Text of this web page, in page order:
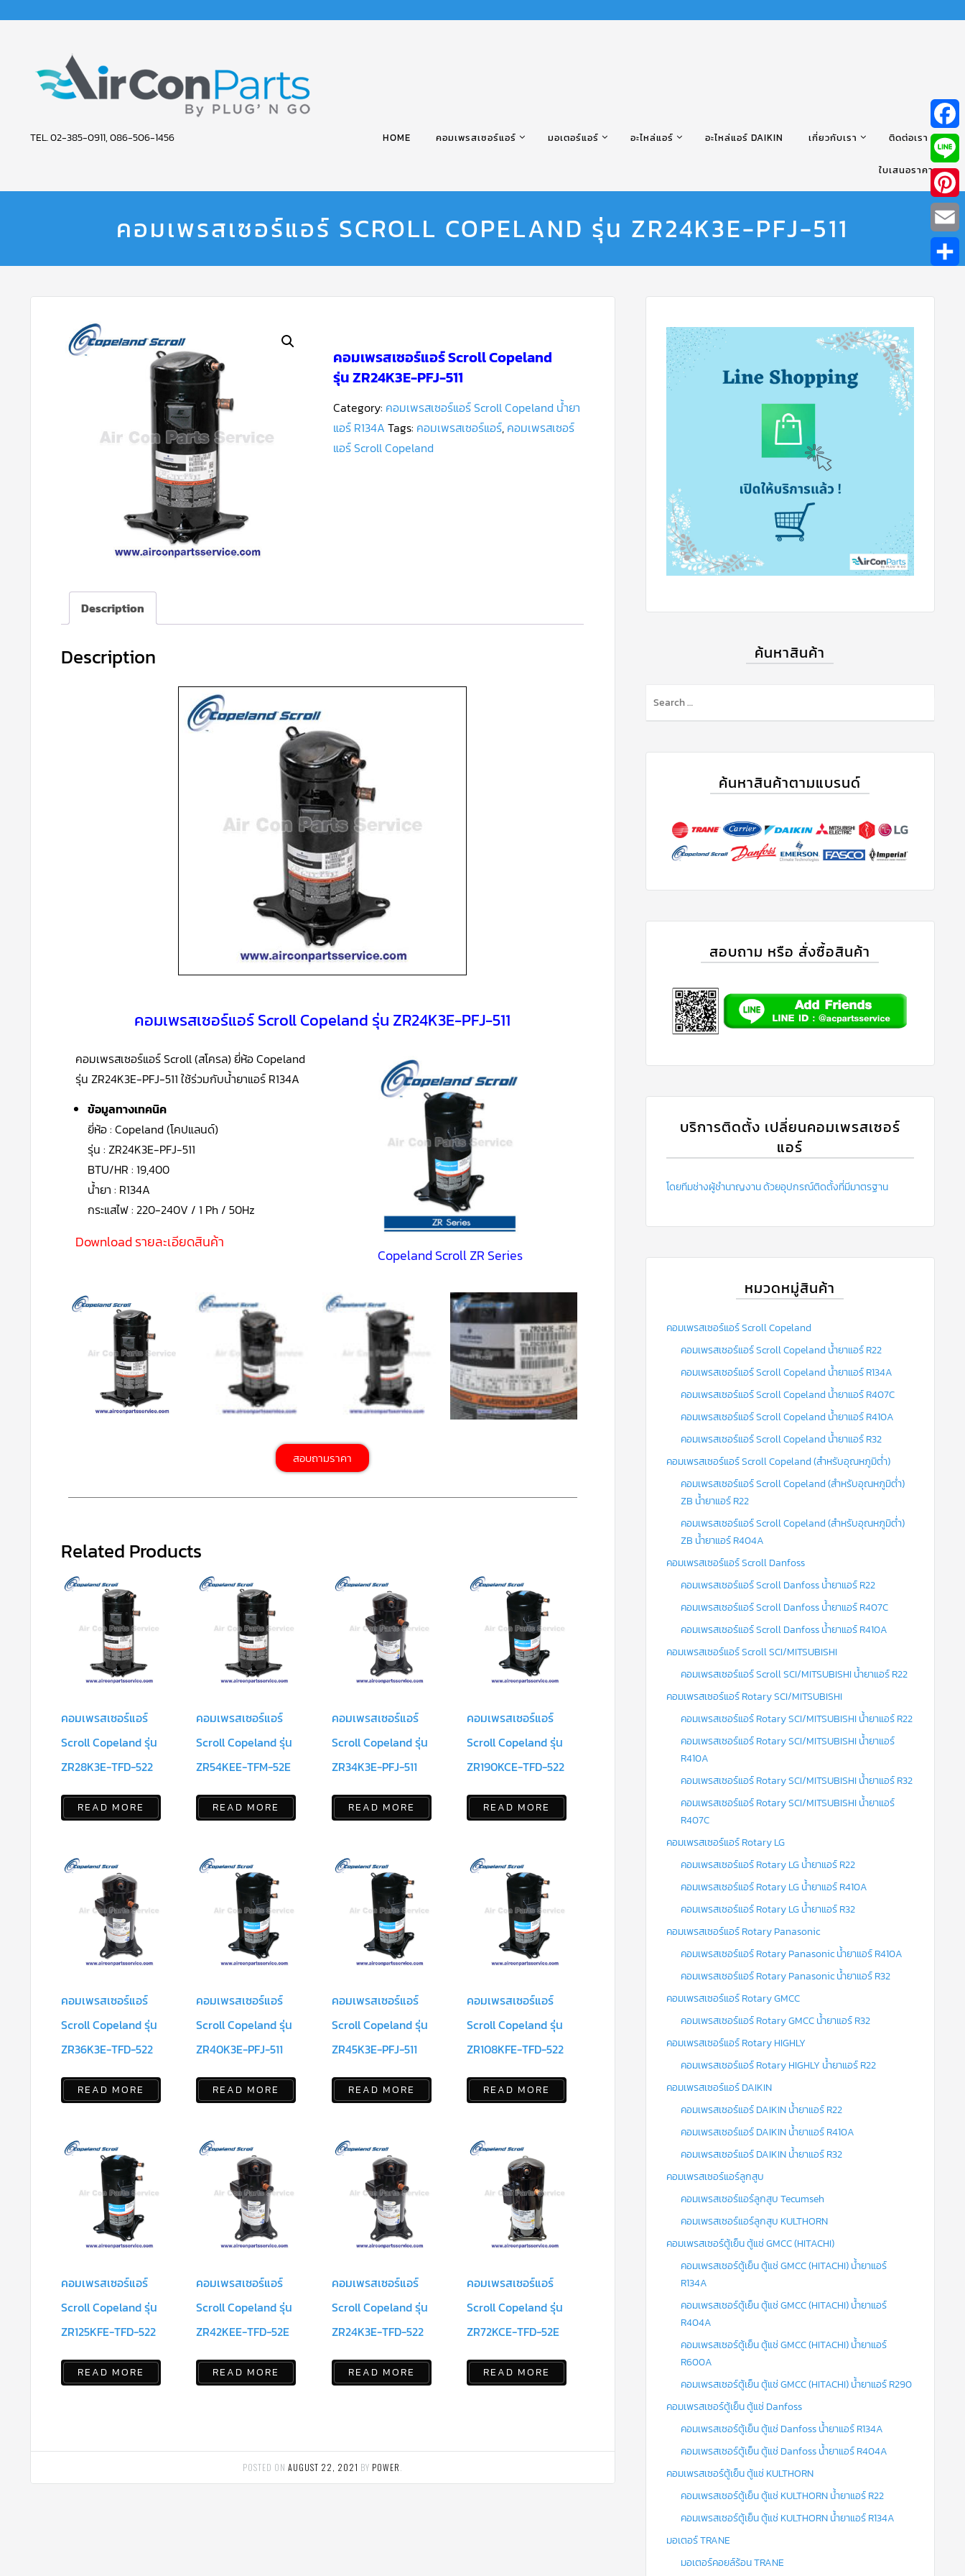
AIR
PARTS
SERVICE
TEL. 02-385-0911, 086-506-1456 HOME คอมเพรสเซอร์แอร์ มอเตอร์แอร์ อะไหล่แอร์ อะไหล่แอร์ DAIKIN เกี่ยวกับเรา ติดต่อเรา
ใบเสนอราคา
คอมเพรสเซอร์แอร์ SCROLL COPELAND รุ่น ZR24K3E-PFJ-511
คอมเพรสเซอร์แอร์ Scroll Copeland
รุ่น ZR24K3E-PFJ-511
Category: คอมเพรสเซอร์แอร์ Scroll Copeland น้ำยา
แอร์ R134A Tags: คอมเพรสเซอร์แอร์, คอมเพรสเซอร์
แอร์ Scroll Copeland
Description
Description
คอมเพรสเซอร์แอร์ Scroll Copeland รุ่น ZR24K3E-PFJ-511
คอมเพรสเซอร์แอร์ Scroll (สโครล) ยี่ห้อ Copeland
รุ่น ZR24K3E-PFJ-511 ใช้ร่วมกับน้ำยาแอร์ R134A
ข้อมูลทางเทคนิค
ยี่ห้อ : Copeland (โคปแลนด์)
รุ่น : ZR24K3E-PFJ-511
BTU/HR : 19,400
น้ำยา : R134A
กระแสไฟ : 220-240V / 1 Ph / 50Hz
Download รายละเอียดสินค้า
Copeland Scroll ZR Series
สอบถามราคา
Related Products
คอมเพรสเซอร์แอร์
Scroll Copeland รุ่น
ZR28K3E-TFD-522
READ MORE
คอมเพรสเซอร์แอร์
Scroll Copeland รุ่น
ZR54KEE-TFM-52E
READ MORE
คอมเพรสเซอร์แอร์
Scroll Copeland รุ่น
ZR34K3E-PFJ-511
READ MORE
คอมเพรสเซอร์แอร์
Scroll Copeland รุ่น
ZR190KCE-TFD-522
READ MORE
คอมเพรสเซอร์แอร์
Scroll Copeland รุ่น
ZR36K3E-TFD-522
READ MORE
คอมเพรสเซอร์แอร์
Scroll Copeland รุ่น
ZR40K3E-PFJ-511
READ MORE
คอมเพรสเซอร์แอร์
Scroll Copeland รุ่น
ZR45K3E-PFJ-511
READ MORE
คอมเพรสเซอร์แอร์
Scroll Copeland รุ่น
ZR108KFE-TFD-522
READ MORE
คอมเพรสเซอร์แอร์
Scroll Copeland รุ่น
ZR125KFE-TFD-522
READ MORE
คอมเพรสเซอร์แอร์
Scroll Copeland รุ่น
ZR42KEE-TFD-52E
READ MORE
คอมเพรสเซอร์แอร์
Scroll Copeland รุ่น
ZR24K3E-TFD-522
READ MORE
คอมเพรสเซอร์แอร์
Scroll Copeland รุ่น
ZR72KCE-TFD-52E
READ MORE
POSTED ONAUGUST 22, 2021 BY POWER.
ค้นหาสินค้า
ค้นหาสินค้าตามแบรนด์
สอบถาม หรือ สั่งซื้อสินค้า
บริการติดตั้ง เปลี่ยนคอมเพรสเซอร์
แอร์
โดยทีมช่างผู้ชำนาญงาน ด้วยอุปกรณ์ติดตั้งที่มีมาตรฐาน
หมวดหมู่สินค้า
คอมเพรสเซอร์แอร์ Scroll Copeland
คอมเพรสเซอร์แอร์ Scroll Copeland น้ำยาแอร์ R22
คอมเพรสเซอร์แอร์ Scroll Copeland น้ำยาแอร์ R134A
คอมเพรสเซอร์แอร์ Scroll Copeland น้ำยาแอร์ R407C
คอมเพรสเซอร์แอร์ Scroll Copeland น้ำยาแอร์ R410A
คอมเพรสเซอร์แอร์ Scroll Copeland น้ำยาแอร์ R32
คอมเพรสเซอร์แอร์ Scroll Copeland (สำหรับอุณหภูมิต่ำ)
คอมเพรสเซอร์แอร์ Scroll Copeland (สำหรับอุณหภูมิต่ำ)
ZB น้ำยาแอร์ R22
คอมเพรสเซอร์แอร์ Scroll Copeland (สำหรับอุณหภูมิต่ำ)
ZB น้ำยาแอร์ R404A
คอมเพรสเซอร์แอร์ Scroll Danfoss
คอมเพรสเซอร์แอร์ Scroll Danfoss น้ำยาแอร์ R22
คอมเพรสเซอร์แอร์ Scroll Danfoss น้ำยาแอร์ R407C
คอมเพรสเซอร์แอร์ Scroll Danfoss น้ำยาแอร์ R410A
คอมเพรสเซอร์แอร์ Scroll SCI/MITSUBISHI
คอมเพรสเซอร์แอร์ Scroll SCI/MITSUBISHI น้ำยาแอร์ R22
คอมเพรสเซอร์แอร์ Rotary SCI/MITSUBISHI
คอมเพรสเซอร์แอร์ Rotary SCI/MITSUBISHI น้ำยาแอร์ R22
คอมเพรสเซอร์แอร์ Rotary SCI/MITSUBISHI น้ำยาแอร์
R410A
คอมเพรสเซอร์แอร์ Rotary SCI/MITSUBISHI น้ำยาแอร์ R32
คอมเพรสเซอร์แอร์ Rotary SCI/MITSUBISHI น้ำยาแอร์
R407C
คอมเพรสเซอร์แอร์ Rotary LG
คอมเพรสเซอร์แอร์ Rotary LG น้ำยาแอร์ R22
คอมเพรสเซอร์แอร์ Rotary LG น้ำยาแอร์ R410A
คอมเพรสเซอร์แอร์ Rotary LG น้ำยาแอร์ R32
คอมเพรสเซอร์แอร์ Rotary Panasonic
คอมเพรสเซอร์แอร์ Rotary Panasonic น้ำยาแอร์ R410A
คอมเพรสเซอร์แอร์ Rotary Panasonic น้ำยาแอร์ R32
คอมเพรสเซอร์แอร์ Rotary GMCC
คอมเพรสเซอร์แอร์ Rotary GMCC น้ำยาแอร์ R32
คอมเพรสเซอร์แอร์ Rotary HIGHLY
คอมเพรสเซอร์แอร์ Rotary HIGHLY น้ำยาแอร์ R22
คอมเพรสเซอร์แอร์ DAIKIN
คอมเพรสเซอร์แอร์ DAIKIN น้ำยาแอร์ R22
คอมเพรสเซอร์แอร์ DAIKIN น้ำยาแอร์ R410A
คอมเพรสเซอร์แอร์ DAIKIN น้ำยาแอร์ R32
คอมเพรสเซอร์แอร์ลูกสูบ
คอมเพรสเซอร์แอร์ลูกสูบ Tecumseh
คอมเพรสเซอร์แอร์ลูกสูบ KULTHORN
คอมเพรสเซอร์ตู้เย็น ตู้แช่ GMCC (HITACHI)
คอมเพรสเซอร์ตู้เย็น ตู้แช่ GMCC (HITACHI) น้ำยาแอร์
R134A
คอมเพรสเซอร์ตู้เย็น ตู้แช่ GMCC (HITACHI) น้ำยาแอร์
R404A
คอมเพรสเซอร์ตู้เย็น ตู้แช่ GMCC (HITACHI) น้ำยาแอร์
R600A
คอมเพรสเซอร์ตู้เย็น ตู้แช่ GMCC (HITACHI) น้ำยาแอร์ R290
คอมเพรสเซอร์ตู้เย็น ตู้แช่ Danfoss
คอมเพรสเซอร์ตู้เย็น ตู้แช่ Danfoss น้ำยาแอร์ R134A
คอมเพรสเซอร์ตู้เย็น ตู้แช่ Danfoss น้ำยาแอร์ R404A
คอมเพรสเซอร์ตู้เย็น ตู้แช่ KULTHORN
คอมเพรสเซอร์ตู้เย็น ตู้แช่ KULTHORN น้ำยาแอร์ R22
คอมเพรสเซอร์ตู้เย็น ตู้แช่ KULTHORN น้ำยาแอร์ R134A
มอเตอร์ TRANE
มอเตอร์คอยล์ร้อน TRANE
Line
Email